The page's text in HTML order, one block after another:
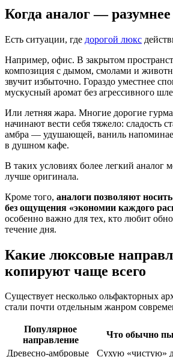
Когда аналог —
Есть ситуации, где дорогой люкс
Например, офис. В закрытом
композиция с дымом, смолами и
звучит избыточно. Гораздо уместнее
мускусный аромат без агрессивного
Или летняя жара. Многие дорогие
начинают вести себя тяжело: сладость
амбра — удушающей, ваниль
в душном кафе.
В таких условиях более легкий аналог
лучше оригинала.
Кроме того, аналоги позволяют
без ощущения «экономии каждого
особенно важно для тех, кто любит
течение дня.
Какие люксовые
копируют чаще всего
Существует несколько ольфакторных
стали почти отдельным жанром
Популярное
направление
Что обычно
Древесно-амбровые
Сухую «чистую»